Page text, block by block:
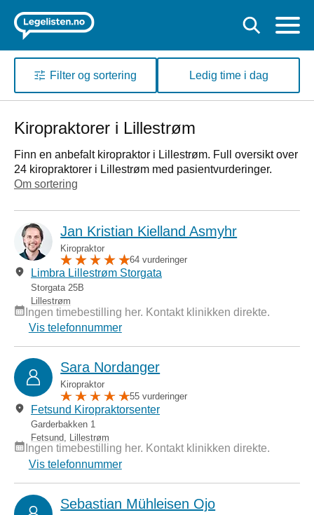
Filter og sortering Ledig time i dag
Kiropraktorer i Lillestrøm
Finn en anbefalt kiropraktor i Lillestrøm. Full oversikt over
24 kiropraktorer i Lillestrøm med pasientvurderinger.
Om sortering
Jan Kristian Kielland Asmyhr
Kiropraktor
64 vurderinger
Limbra Lillestrøm Storgata
Storgata 25B
Lillestrøm
Ingen timebestilling her. Kontakt klinikken direkte.
Vis telefonnummer
Sara Nordanger
Kiropraktor
55 vurderinger
Fetsund Kiropraktorsenter
Garderbakken 1
Fetsund Lillestrøm
Ingen timebestilling her. Kontakt klinikken direkte.
Vis telefonnummer
Sebastian Mühleisen Ojo